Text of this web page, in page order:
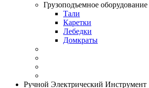
Грузоподъемное оборудование
Тали
Каретки
Лебедки
Домкраты
Ручной Электрический Инструмент